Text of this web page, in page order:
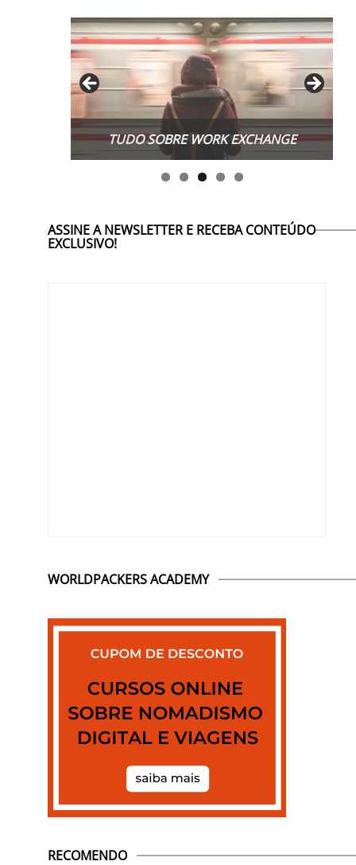
TUDO SOBRE WORK EXCHANGE
ASSINE A NEWSLETTER E RECEBA CONTEÚDO
EXCLUSIVO!
WORLDPACKERS ACADEMY
RECOMENDO